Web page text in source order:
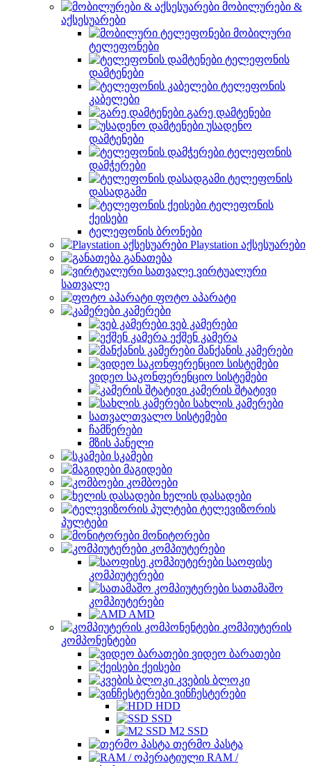
მობილურები &
აქსესუარები
მობილური
ტელეფონები
ტელეფონის
დამტენები
ტელეფონის
კაბელები
გარე დამტენები
უსადენო
დამტენები
ტელეფონის
დამჭერები
ტელეფონის
დასადგამი
ტელეფონის
ქეისები
ტელეფონის ბრონები
Playstation აქსესუარები
განათება
ვირტუალური
სათვალე
ფოტო აპარატი
კამერები
ვებ კამერები
ექშენ კამერა
მანქანის კამერები
ვიდეო საკონფერენციო სისტემები
კამერის შტატივი
სახლის კამერები
სათვალთვალო სისტემები
ჩამწერები
მზის პანელი
სკამები
მაგიდები
კომბოები
ხელის დასადები
ტელევიზორის
პულტები
მონიტორები
კომპიუტერები
საოფისე
კომპიუტერები
სათამაშო
კომპიუტერები
AMD
კომპიუტერის
კომპონენტები
ვიდეო ბარათები
ქეისები
კვების ბლოკი
ვინჩესტერები
HDD
SSD
M2 SSD
თერმო პასტა
RAM /